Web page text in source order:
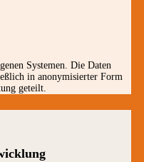
Systemen. Die Daten
in anonymisierter Form
geteilt.